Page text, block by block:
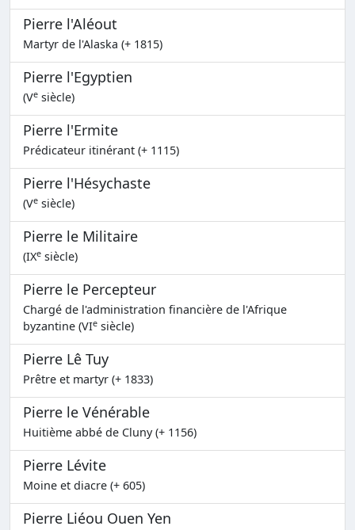
Pierre l'Aléout
Martyr de l'Alaska (+ 1815)
Pierre l'Egyptien
(Ve siècle)
Pierre l'Ermite
Prédicateur itinérant (+ 1115)
Pierre l'Hésychaste
(Ve siècle)
Pierre le Militaire
(IXe siècle)
Pierre le Percepteur
Chargé de l'administration financière de l'Afrique
byzantine (VIe siècle)
Pierre Lê Tuy
Prêtre et martyr (+ 1833)
Pierre le Vénérable
Huitième abbé de Cluny (+ 1156)
Pierre Lévite
Moine et diacre (+ 605)
Pierre Liéou Ouen Yen